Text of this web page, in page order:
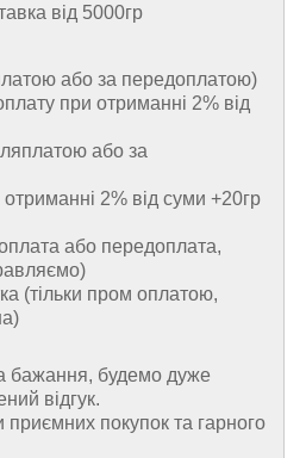
від 5000гр
або за передоплатою)
при отриманні 2% від
або за
2% від суми +20гр
або передоплата,
(тільки пром оплатою,
бажання, будемо дуже
відгук.
покупок та гарного